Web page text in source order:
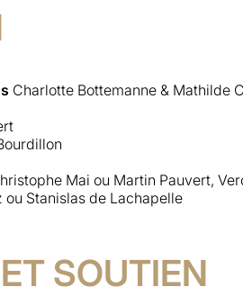
Charlotte Bottemanne & Mathilde
Mai ou Martin Pauvert,
Stanislas de Lachapelle
SOUTIEN